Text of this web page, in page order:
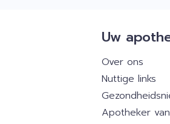
Uw
Over ons
Nuttige links
Apotheker